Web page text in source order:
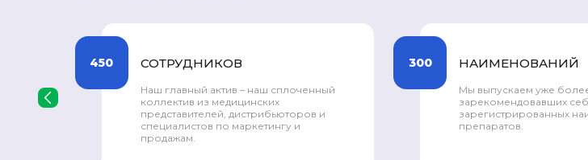
300 НАИМЕНОВАНИЙ
Мы выпускаем уже более 300 хорошо
зарекомендовавших себя на рынке
зарегистрированных наименований
препаратов.
15 ФИЛИАЛОВ
Работу компании по
поддерживают 15 наших
представительств, что
обеспечивать
‹